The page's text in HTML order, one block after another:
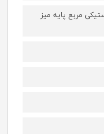
مربع پایه میز